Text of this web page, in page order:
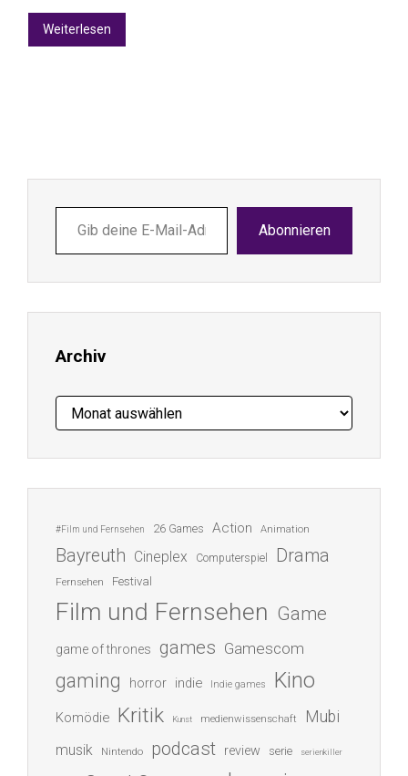
Weiterlesen
deine
E-
ein ...
Abonnieren
Archiv
Archiv
#Film und Fernsehen 26 Games Action Animation
Bayreuth Cineplex Computerspiel Drama
Fernsehen Festival
Film und Fernsehen Game
game of thrones games Gamescom
gaming horror indie Indie games Kino
Komödie Kritik Kunst medienwissenschaft Mubi
musik Nintendo podcast review serie serienkiller